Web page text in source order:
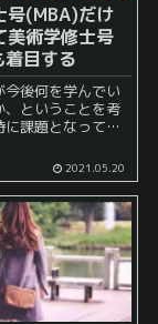
号(MBA)だけ
美術学修士号
目する
今後何を学んでい
、ということを考
に課題となってく
を創る力 ●ビジ
な物にするための
う力 ●設計に
ョンを...
2021.05.20